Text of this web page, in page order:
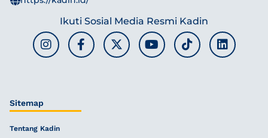
Ikuti Sosial Media Resmi Kadin
Sitemap
Tentang Kadin